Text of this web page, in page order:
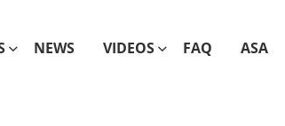
NEWS VIDEOS FAQ ASA